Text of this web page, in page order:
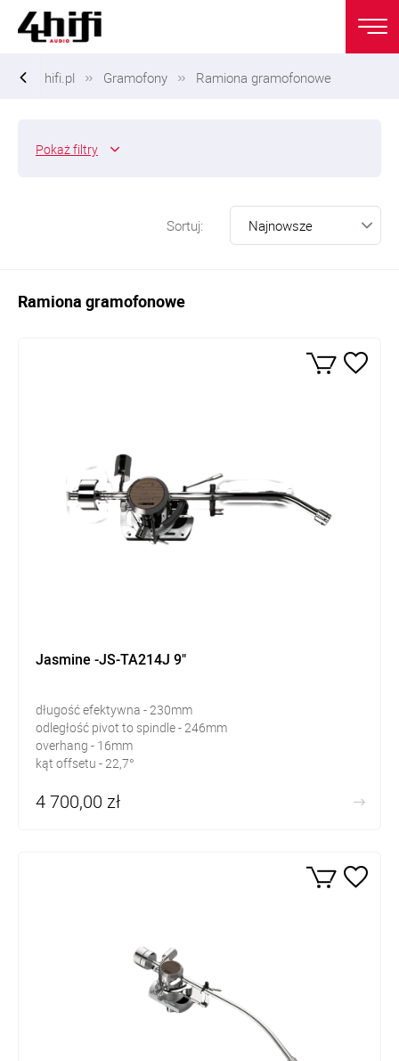
hifi.pl Gramofony Ramiona gramofonowe
Pokażfiltry
Sortuj:
Ramiona gramofonowe
Jasmine -JS-TA214J 9"
długość efektywna - 230mm
odległość pivot to spindle - 246mm
overhang - 16mm
kąt offsetu - 22,7°
4 700,00 zł